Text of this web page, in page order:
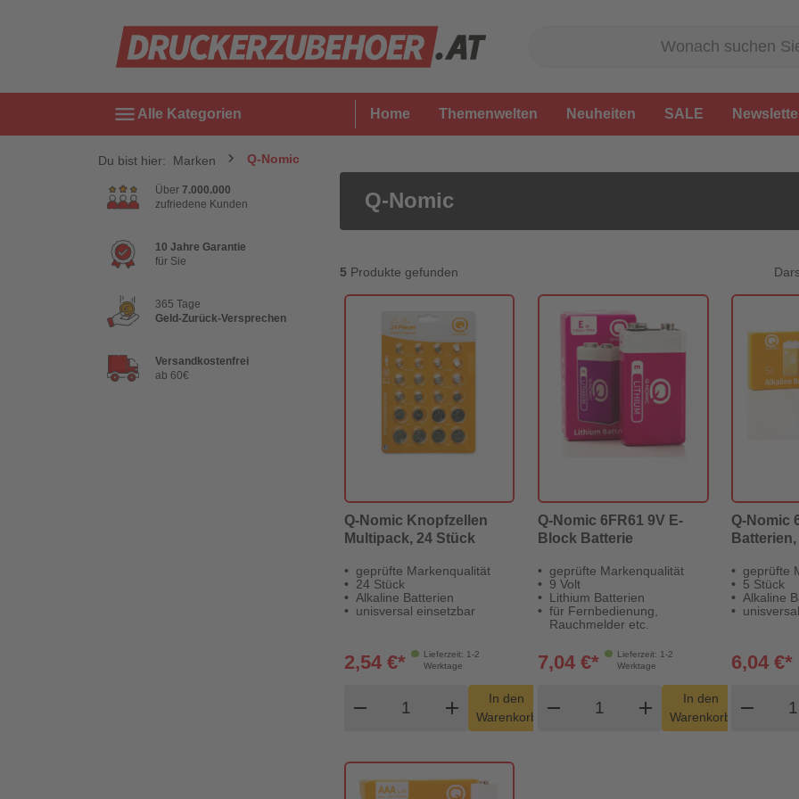
menu Alle Kategorien Home Themenwelten Neuheiten SALE
Du bist hier: Marken Q-Nomic
Q-Nomic
Über 7.000.000
zufriedene Kunden
10 Jahre Garantie
für Sie
365 Tage
Geld-Zurück-Versprechen
Versandkostenfrei
ab 60€
5 Produkte gefunden
Q-Nomic Knopfzellen
Multipack, 24 Stück
geprüfte Markenqualität
24 Stück
Alkaline Batterien
unisversal einsetzbar
Lieferzeit: 1-2
Werktage
2,54 €*
remove
Produkt Warenkorb Menge
add
In den
Warenkorb
shopping_cart
Q-Nomic 6FR61 9V E-
Block Batterie
geprüfte Markenqualität
9 Volt
Lithium Batterien
für Fernbedienung,
Rauchmelder etc.
Lieferzeit: 1-2
Werktage
7,04 €*
remove
Produkt Warenkorb Menge
add
In den
Warenkorb
shopping_cart
Q-Nomic
geprüfte
5 Stück
Alkaline
6,04 €*
remove